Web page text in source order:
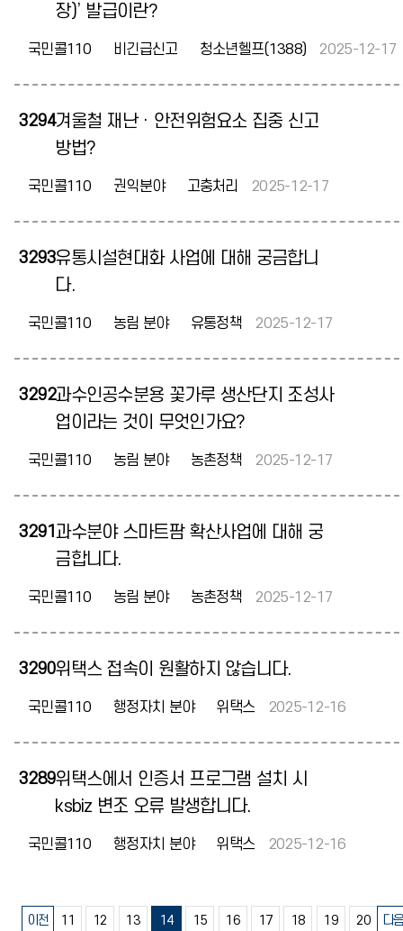
장)’ 발급이란?
국민콜110 비긴급신고 청소년헬프(1388) 2025-12-17
3294겨울철 재난 · 안전위험요소 집중 신고
방법?
국민콜110 권익분야 고충처리 2025-12-17
3293유통시설현대화 사업에 대해 궁금합니
다.
국민콜110 농림 분야 유통정책 2025-12-17
3292과수인공수분용 꽃가루 생산단지 조성사
업이라는 것이 무엇인가요?
국민콜110 농림 분야 농촌정책 2025-12-17
3291 과수분야 스마트팜 확산사업에 대해 궁
금합니다.
국민콜110 농림 분야 농촌정책 2025-12-17
3290위택스 접속이 원활하지 않습니다.
국민콜110 행정자치 분야 위택스 2025-12-16
3289위택스에서 인증서 프로그램 설치 시
ksbiz 변조 오류 발생합니다.
국민콜110 행정자치 분야 위택스 2025-12-16
이전 11 12 13 14 15 16 17 18 19 20 다